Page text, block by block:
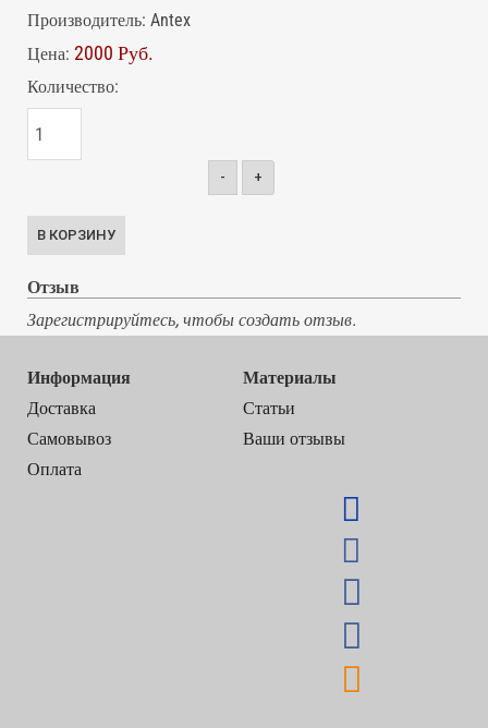
Производитель: Antex
Цена: 2000 Руб.
Количество:
- +
Отзыв
Зарегистрируйтесь, чтобы создать отзыв.
Информация
Доставка
Самовывоз
Оплата
Материалы
Статьи
Ваши отзывы